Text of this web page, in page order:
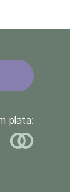
plata: